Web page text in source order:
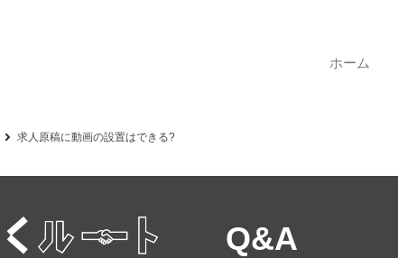
ホーム
求人原稿に動画の設置はできる?
Q&A